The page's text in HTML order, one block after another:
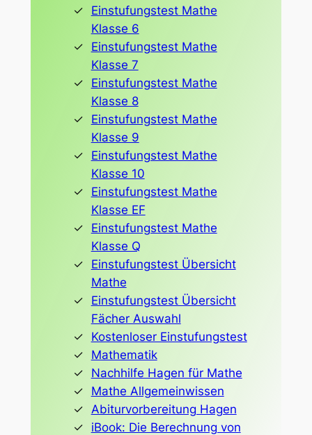
Einstufungstest Mathe
Klasse 6
Einstufungstest Mathe
Klasse 7
Einstufungstest Mathe
Klasse 8
Einstufungstest Mathe
Klasse 9
Einstufungstest Mathe
Klasse 10
Einstufungstest Mathe
Klasse EF
Einstufungstest Mathe
Klasse Q
Einstufungstest Übersicht
Mathe
Einstufungstest Übersicht
Fächer Auswahl
Kostenloser Einstufungstest
Mathematik
Nachhilfe Hagen für Mathe
Mathe Allgemeinwissen
Abiturvorbereitung Hagen
iBook: Die Berechnung von